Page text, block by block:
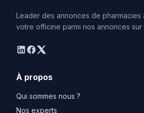
Leader des annonces de
votre officine parmi nos annonces sur
linkedin
facebook
twitter
À propos
Qui sommes nous ?
Nos experts